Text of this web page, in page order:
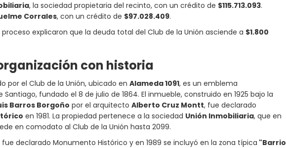
, la sociedad propietaria del recinto, con un crédito de $115.713.093.
Corrales, con un crédito de $97.028.409.
explicaron que la deuda total del Club de la Unión asciende a $1.800
con historia
por el Club de la Unión, ubicado en Alameda 1091, es un emblema
fundado el 8 de julio de 1864. El inmueble, construido en 1925 bajo la
Barros Borgoño por el arquitecto Alberto Cruz Montt, fue declarado
en 1981. La propiedad pertenece a la sociedad Unión Inmobiliaria, que en
en comodato al Club de la Unión hasta 2099.
fue declarado Monumento Histórico y en 1989 se incluyó en la zona típica "Barrio